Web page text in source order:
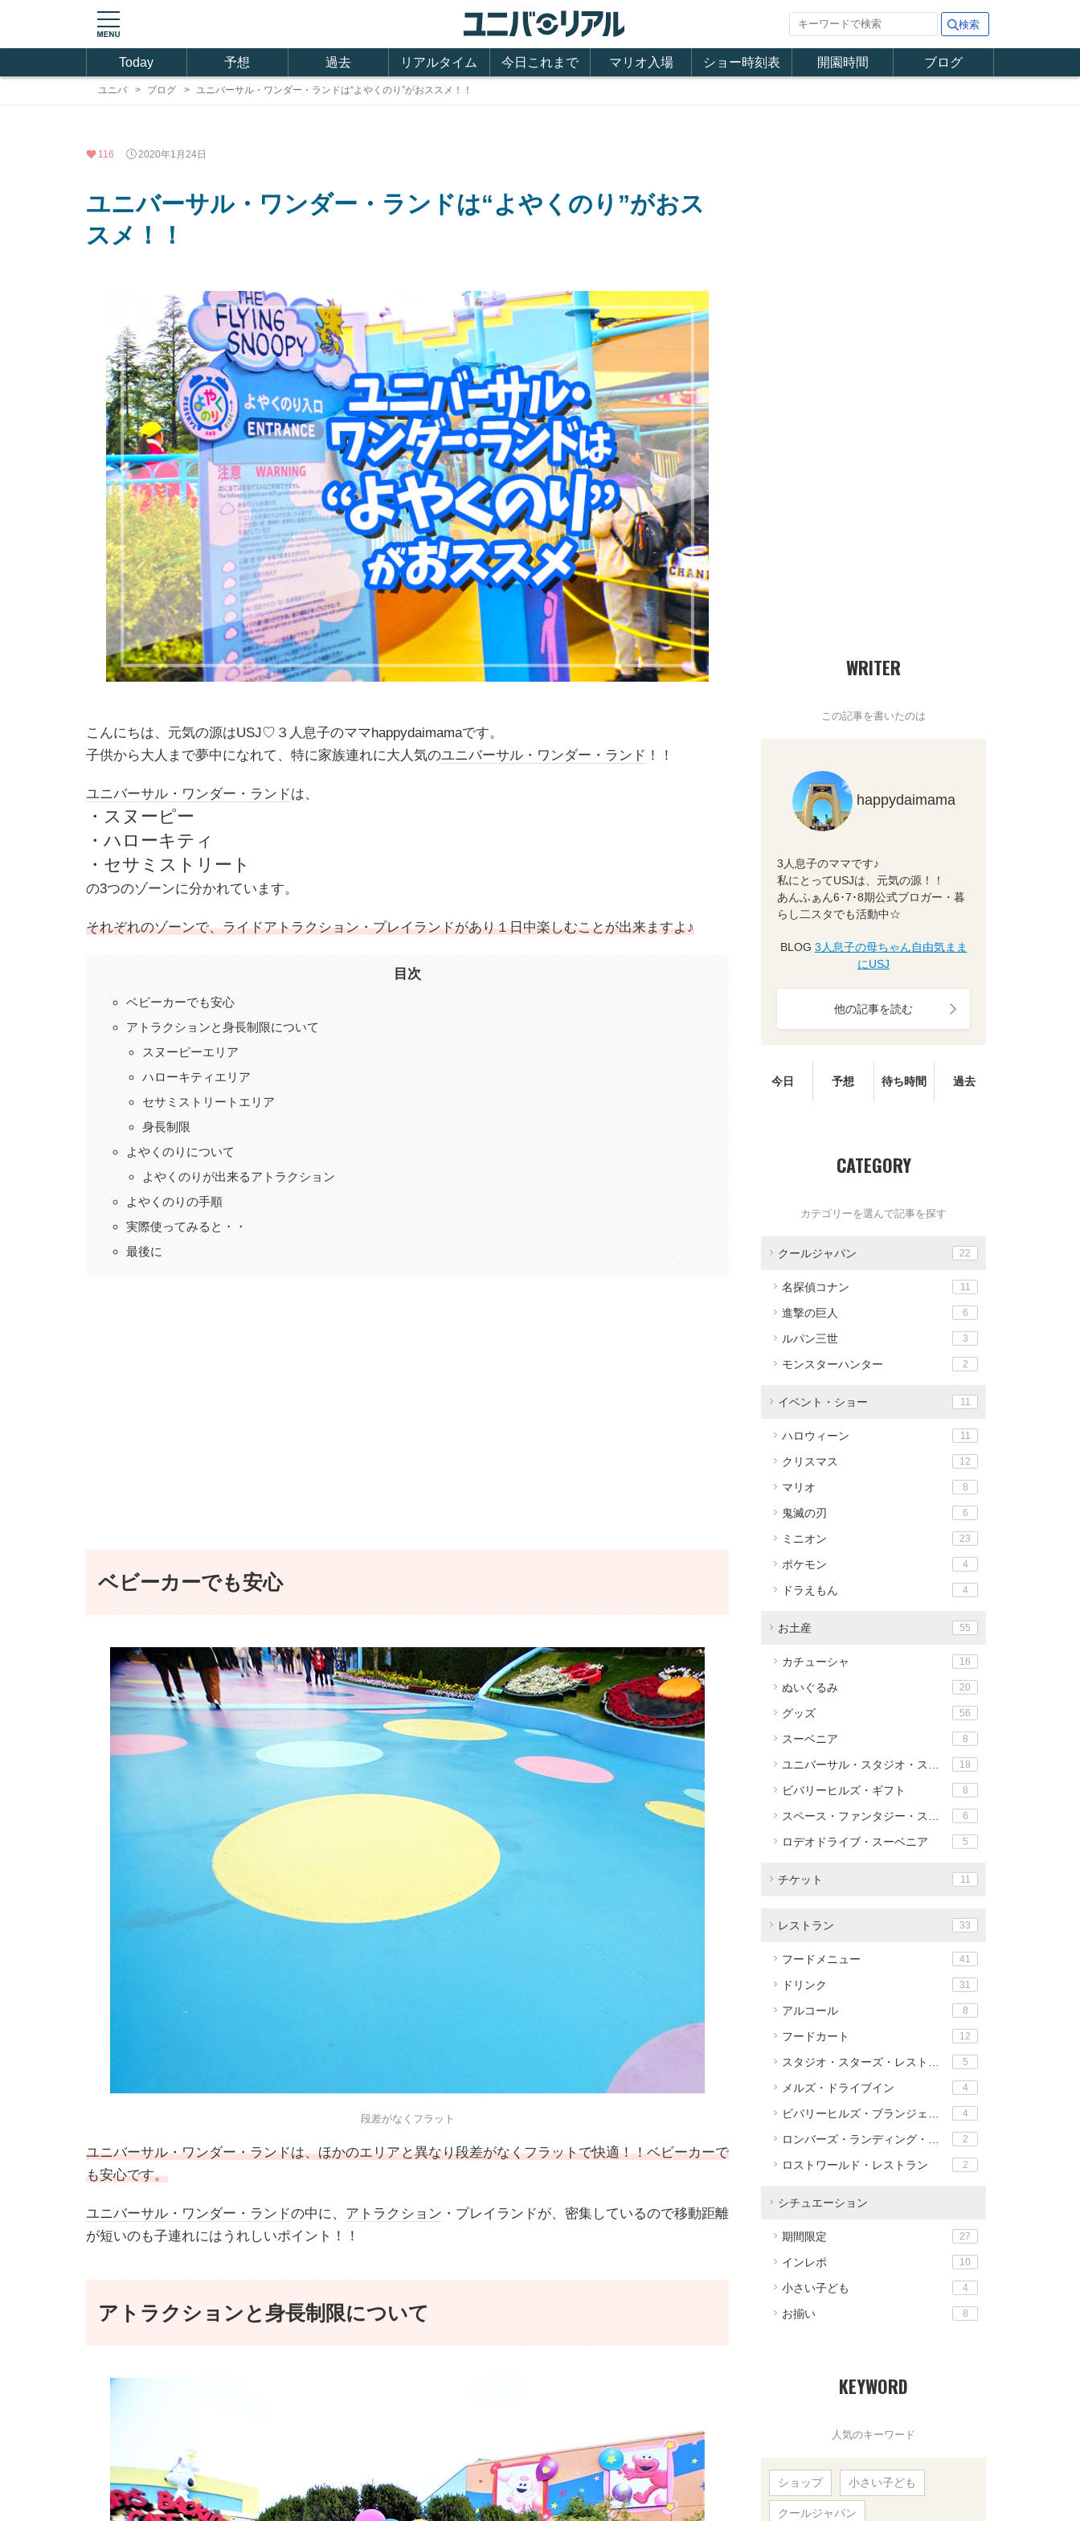
Today 予想 過去 リアルタイム 今日これまで マリオ入場 ショー時刻表 開園時間 ブログ
ユニバ ブログ ユニバーサル・ワンダー・ランドは“よやくのり”がおススメ！！
116 2020年1月24日
ユニバーサル・ワンダー・ランドは“よやくのり”がおス
スメ！！
こんにちは、元気の源はUSJ♡３人息子のママhappydaimamaです。
子供から大人まで夢中になれて、特に家族連れに大人気のユニバーサル・ワンダー・ランド ！！
ユニバーサル・ワンダー・ランドは、
・スヌーピー
・ハローキティ
・セサミストリート
の3つのゾーンに分かれています。
それぞれのゾーンで、ライドアトラクション・プレイランドがあり１日中楽しむことが出来ますよ♪
目次
ベビーカーでも安心
アトラクションと身長制限について
スヌーピーエリア
ハローキティエリア
セサミストリートエリア
身長制限
よやくのりについて
よやくのりが出来るアトラクション
よやくのりの手順
実際使ってみると・・
最後に
ベビーカーでも安心
段差がなくフラット
ユニバーサル・ワンダー・ランドは、ほかのエリアと異なり段差がなくフラットで快適！！ベビーカーで
も安心です。
ユニバーサル・ワンダー・ランドの中に、 アトラクション ・プレイランドが、密集しているので移動距離
が短いのも子連れにはうれしいポイント！！
アトラクションと身長制限について
WRITER
この記事を書いたのは
happydaimama
3人息子のママです♪
私にとってUSJは、元気の源！！
あんふぁん6･7･8期公式ブロガー・暮
らし二スタでも活動中☆
BLOG 3人息子の母ちゃん自由気まま
にUSJ
他の記事を読む
今日 予想 待ち時間 過去
CATEGORY
カテゴリーを選んで記事を探す
クールジャパン 22
名探偵コナン 11
進撃の巨人 6
ルパン三世 3
モンスターハンター 2
イベント・ショー 11
ハロウィーン 11
クリスマス 12
マリオ 8
鬼滅の刃 6
ミニオン 23
ポケモン 4
ドラえもん 4
お土産 55
カチューシャ 16
ぬいぐるみ 20
グッズ 56
スーベニア 8
ユニバーサル・スタジオ・ストア 18
ビバリーヒルズ・ギフト 8
スペース・ファンタジー・ステーション 6
ロデオドライブ・スーベニア 5
チケット 11
レストラン 33
フードメニュー 41
ドリンク 31
アルコール 8
フードカート 12
スタジオ・スターズ・レストラン 5
メルズ・ドライブイン 4
ビバリーヒルズ・ブランジェリー 4
ロンバーズ・ランディング・レストラン 2
ロストワールド・レストラン 2
シチュエーション
期間限定 27
インレポ 10
小さい子ども 4
お揃い 8
KEYWORD
人気のキーワード
ショップ 小さい子ども
クールジャパン